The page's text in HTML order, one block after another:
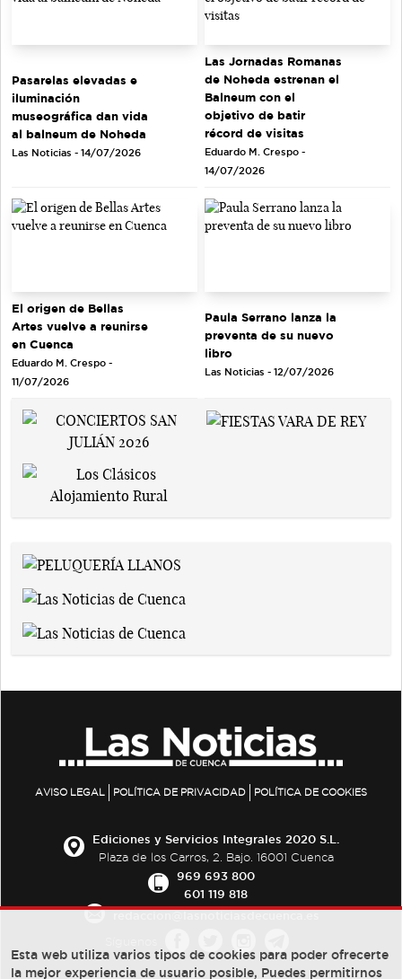
Pasarelas elevadas e
iluminación
museográfica dan vida
al balneum de Noheda
Las Noticias - 14/07/2026
Las Jornadas Romanas
de Noheda estrenan el
Balneum con el
objetivo de batir
récord de visitas
Eduardo M. Crespo -
14/07/2026
El origen de Bellas
Artes vuelve a reunirse
en Cuenca
Eduardo M. Crespo -
11/07/2026
Paula Serrano lanza la
preventa de su nuevo
libro
Las Noticias - 12/07/2026
AVISO LEGAL POLÍTICA DE PRIVACIDAD POLÍTICA DE COOKIES
Ediciones y Servicios Integrales 2020 S.L.
Plaza de los Carros, 2. Bajo. 16001 Cuenca
969 693 800
601 119 818
Esta web utiliza varios tipos de cookies para poder ofrecerte
la mejor experiencia de usuario posible, Puedes permitirnos